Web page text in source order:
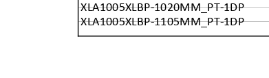
XLA1005XLBP-1020MM_PT-1DP
XLA1005XLBP-1105MM_PT-1DP